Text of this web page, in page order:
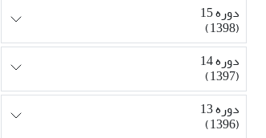
دوره 15
(1398)
دوره 14
(1397)
دوره 13
(1396)